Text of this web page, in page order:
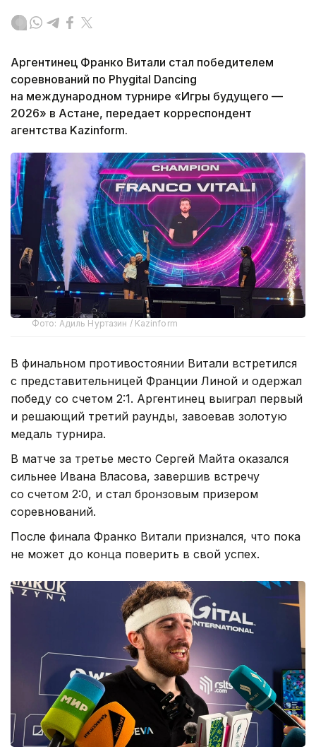
Аргентинец Франко Витали стал победителем
соревнований по Phygital Dancing
на международном турнире «Игры будущего —
2026» в Астане, передает корреспондент
агентства Kazinform.
Фото: Адиль Нуртазин / Kazinform
В финальном противостоянии Витали встретился
с представительницей Франции Линой и одержал
победу со счетом 2:1. Аргентинец выиграл первый
и решающий третий раунды, завоевав золотую
медаль турнира.
В матче за третье место Сергей Майта оказался
сильнее Ивана Власова, завершив встречу
со счетом 2:0, и стал бронзовым призером
соревнований.
После финала Франко Витали признался, что пока
не может до конца поверить в свой успех.